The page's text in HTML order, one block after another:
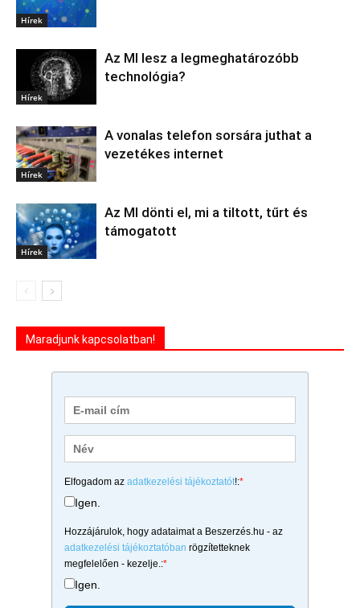
Hírek
Hírek
Az MI lesz a legmeghatározóbb
technológia?
Hírek
A vonalas telefon sorsára juthat a
vezetékes internet
Hírek
Az MI dönti el, mi a tiltott, tűrt és
támogatott
Maradjunk kapcsolatban!
Elfogadom az adatkezelési tájékoztatót!:*
Igen.
Hozzájárulok, hogy adataimat a Beszerzés.hu - az
adatkezelési tájékoztatóban rögzítetteknek
megfelelően - kezelje.:*
Igen.